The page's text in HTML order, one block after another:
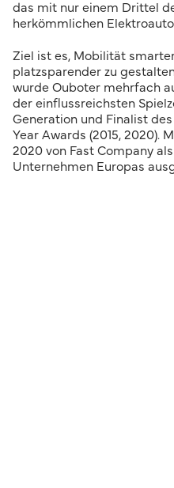
das mit nur einem Drittel
herkömmlichen
Ziel ist es, Mobilität
platzsparender zu
wurde Ouboter mehrfach
der einflussreichsten
Generation und Finalist
Year Awards (2015, 2020).
2020 von Fast Company
Unternehmen Europas